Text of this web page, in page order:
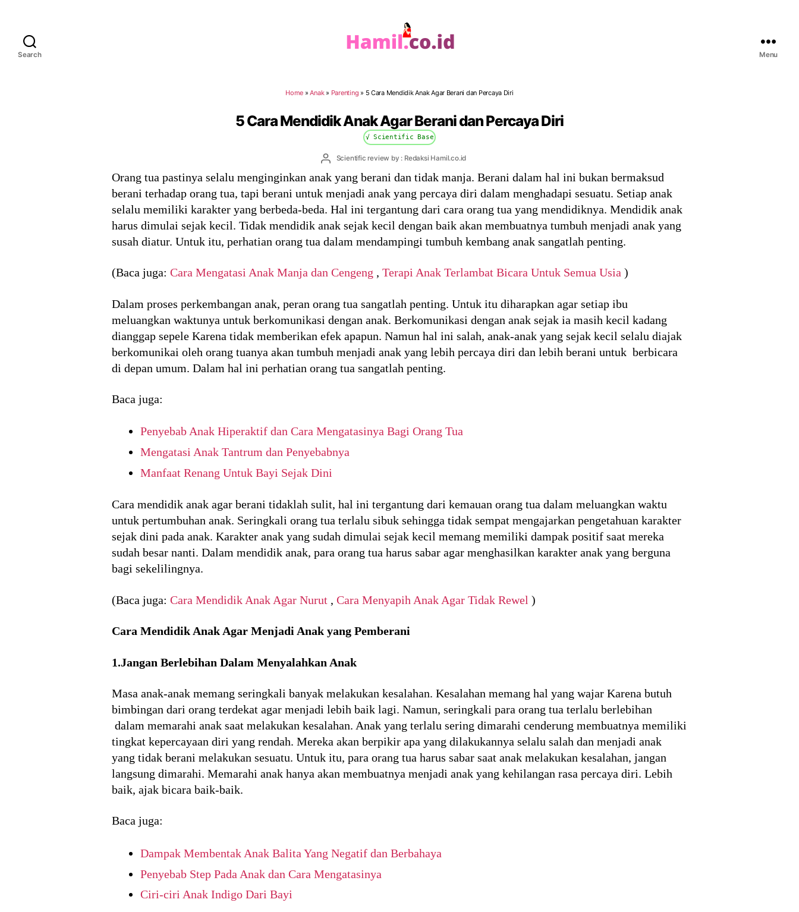
Search Menu
Home »Anak» Parenting » 5 Cara Mendidik Anak Agar Berani dan Percaya Diri
5 Cara Mendidik Anak Agar Berani dan Percaya Diri
√ Scientific Base
PostScientific review by : Redaksi Hamil.co.id
Orang tua pastinya selalu menginginkan anak yang berani dan tidak manja. Berani dalam hal ini bukan bermaksud
berani terhadap orang tua, tapi berani untuk menjadi anak yang percaya diri dalam menghadapi sesuatu. Setiap anak
selalu memiliki karakter yang berbeda-beda. Hal ini tergantung dari cara orang tua yang mendidiknya. Mendidik anak
harus dimulai sejak kecil. Tidak mendidik anak sejak kecil dengan baik akan membuatnya tumbuh menjadi anak yang
susah diatur. Untuk itu, perhatian orang tua dalam mendampingi tumbuh kembang anak sangatlah penting.
(Baca juga: Cara Mengatasi Anak Manja dan Cengeng , Terapi Anak Terlambat Bicara Untuk Semua Usia )
Dalam proses perkembangan anak, peran orang tua sangatlah penting. Untuk itu diharapkan agar setiap ibu
meluangkan waktunya untuk berkomunikasi dengan anak. Berkomunikasi dengan anak sejak ia masih kecil kadang
dianggap sepele Karena tidak memberikan efek apapun. Namun hal ini salah, anak-anak yang sejak kecil selalu diajak
berkomunikai oleh orang tuanya akan tumbuh menjadi anak yang lebih percaya diri dan lebih berani untuk berbicara
di depan umum. Dalam hal ini perhatian orang tua sangatlah penting.
Baca juga:
Penyebab Anak Hiperaktif dan Cara Mengatasinya Bagi Orang Tua
Mengatasi Anak Tantrum dan Penyebabnya
Manfaat Renang Untuk Bayi Sejak Dini
Cara mendidik anak agar berani tidaklah sulit, hal ini tergantung dari kemauan orang tua dalam meluangkan waktu
untuk pertumbuhan anak. Seringkali orang tua terlalu sibuk sehingga tidak sempat mengajarkan pengetahuan karakter
sejak dini pada anak. Karakter anak yang sudah dimulai sejak kecil memang memiliki dampak positif saat mereka
sudah besar nanti. Dalam mendidik anak, para orang tua harus sabar agar menghasilkan karakter anak yang berguna
bagi sekelilingnya.
(Baca juga: Cara Mendidik Anak Agar Nurut , Cara Menyapih Anak Agar Tidak Rewel )
Cara Mendidik Anak Agar Menjadi Anak yang Pemberani
1.Jangan Berlebihan Dalam Menyalahkan Anak
Masa anak-anak memang seringkali banyak melakukan kesalahan. Kesalahan memang hal yang wajar Karena butuh
bimbingan dari orang terdekat agar menjadi lebih baik lagi. Namun, seringkali para orang tua terlalu berlebihan
dalam memarahi anak saat melakukan kesalahan. Anak yang terlalu sering dimarahi cenderung membuatnya memiliki
tingkat kepercayaan diri yang rendah. Mereka akan berpikir apa yang dilakukannya selalu salah dan menjadi anak
yang tidak berani melakukan sesuatu. Untuk itu, para orang tua harus sabar saat anak melakukan kesalahan, jangan
langsung dimarahi. Memarahi anak hanya akan membuatnya menjadi anak yang kehilangan rasa percaya diri. Lebih
baik, ajak bicara baik-baik.
Baca juga:
Dampak Membentak Anak Balita Yang Negatif dan Berbahaya
Penyebab Step Pada Anak dan Cara Mengatasinya
Ciri-ciri Anak Indigo Dari Bayi